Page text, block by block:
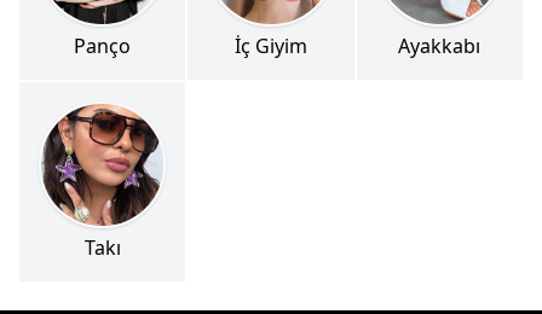
Panço İç Giyim Ayakkabı
Takı